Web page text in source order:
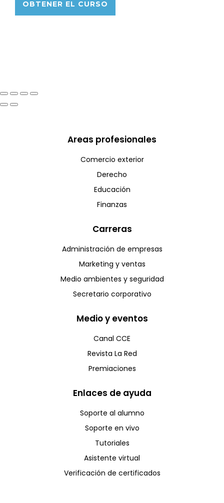
OBTENER EL CURSO
Areas profesionales
Comercio exterior
Derecho
Educación
Finanzas
Carreras
Administración de empresas
Marketing y ventas
Medio ambientes y seguridad
Secretario corporativo
Medio y eventos
Canal CCE
Revista La Red
Premiaciones
Enlaces de ayuda
Soporte al alumno
Soporte en vivo
Tutoriales
Asistente virtual
Verificación de certificados